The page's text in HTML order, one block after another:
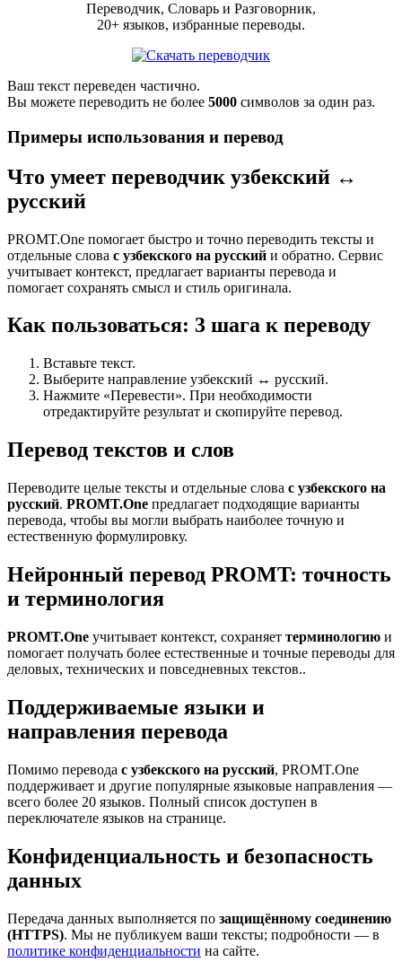
Переводчик, Словарь и Разговорник,
20+ языков, избранные переводы.
Ваш текст переведен частично.
Вы можете переводить не более 5000 символов за один раз.
Примеры использования и перевод
Что умеет переводчик узбекский ↔
русский
PROMT.One помогает быстро и точно переводить тексты и
отдельные слова с узбекского на русский и обратно. Сервис
учитывает контекст, предлагает варианты перевода и
помогает сохранять смысл и стиль оригинала.
Как пользоваться: 3 шага к переводу
Вставьте текст.
Выберите направление узбекский ↔ русский.
Нажмите «Перевести». При необходимости
отредактируйте результат и скопируйте перевод.
Перевод текстов и слов
Переводите целые тексты и отдельные слова с узбекского на
русский. PROMT.One предлагает подходящие варианты
перевода, чтобы вы могли выбрать наиболее точную и
естественную формулировку.
Нейронный перевод PROMT: точность
и терминология
PROMT.One учитывает контекст, сохраняет терминологию и
помогает получать более естественные и точные переводы для
деловых, технических и повседневных текстов..
Поддерживаемые языки и
направления перевода
Помимо перевода с узбекского на русский, PROMT.One
поддерживает и другие популярные языковые направления —
всего более 20 языков. Полный список доступен в
переключателе языков на странице.
Конфиденциальность и безопасность
данных
Передача данных выполняется по защищённому соединению
(HTTPS). Мы не публикуем ваши тексты; подробности — в
политике конфиденциальности на сайте.